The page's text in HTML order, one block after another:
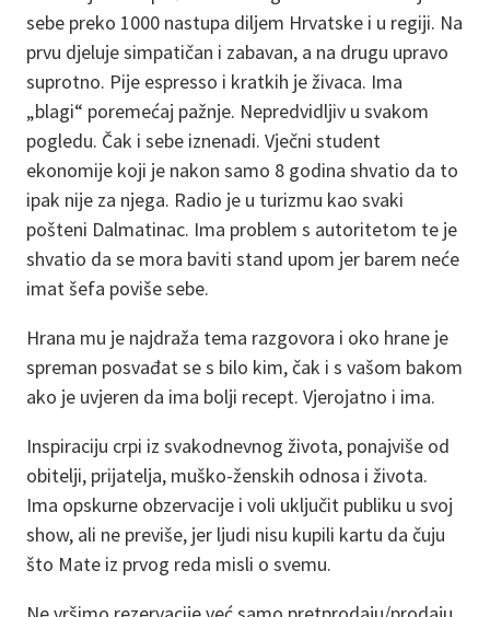
sebe preko 1000 nastupa diljem Hrvatske i u regiji. Na
prvu djeluje simpatičan i zabavan, a na drugu upravo
suprotno. Pije espresso i kratkih je živaca. Ima
„blagi“ poremećaj pažnje. Nepredvidljiv u svakom
pogledu. Čak i sebe iznenadi. Vječni student
ekonomije koji je nakon samo 8 godina shvatio da to
ipak nije za njega. Radio je u turizmu kao svaki
pošteni Dalmatinac. Ima problem s autoritetom te je
shvatio da se mora baviti stand upom jer barem neće
imat šefa poviše sebe.
Hrana mu je najdraža tema razgovora i oko hrane je
spreman posvađat se s bilo kim, čak i s vašom bakom
ako je uvjeren da ima bolji recept. Vjerojatno i ima.
Inspiraciju crpi iz svakodnevnog života, ponajviše od
obitelji, prijatelja, muško-ženskih odnosa i života.
Ima opskurne obzervacije i voli uključit publiku u svoj
show, ali ne previše, jer ljudi nisu kupili kartu da čuju
što Mate iz prvog reda misli o svemu.